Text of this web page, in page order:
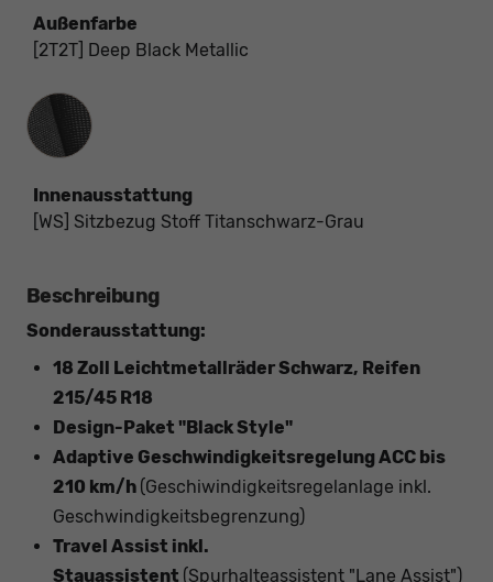
Außenfarbe
[2T2T] Deep Black Metallic
Innenausstattung
Innenausstattung
[WS] Sitzbezug Stoff Titanschwarz-Grau
Beschreibung
Sonderausstattung:
18 Zoll Leichtmetallräder Schwarz, Reifen
215/45 R18
Design-Paket "Black Style"
Adaptive Geschwindigkeitsregelung ACC bis
210 km/h (Geschiwindigkeitsregelanlage inkl.
Geschwindigkeitsbegrenzung)
Travel Assist inkl.
Stauassistent (Spurhalteassistent "Lane Assist")